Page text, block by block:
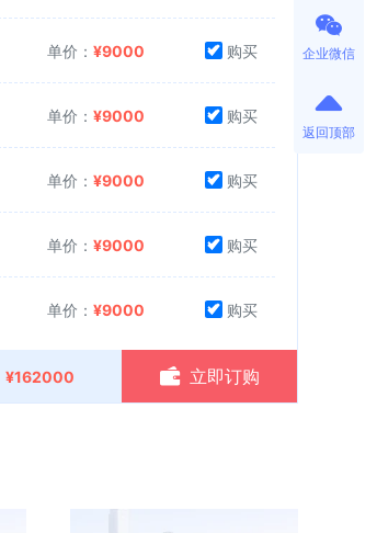
单价： ¥9000 购买
单价： ¥9000 购买
单价： ¥9000 购买
单价： ¥9000 购买
单价： ¥9000 购买
¥162000 立即订购
企业微信
返回顶部